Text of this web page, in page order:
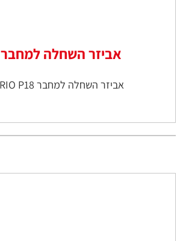
אביזר השחלה למחבר P18
אביזר השחלה למחבר DIVARIO P18 -